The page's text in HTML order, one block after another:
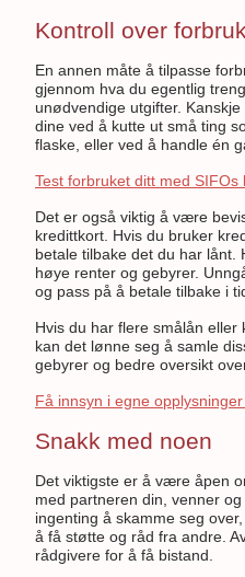
Kontroll over
En annen måte å tilpasse
gjennom hva du egentlig
unødvendige utgifter.
dine ved å kutte ut små ting
flaske, eller ved å handle én
Test forbruket ditt med SIFOs
Det er også viktig å være
kredittkort. Hvis du bruker
betale tilbake det du har lånt.
høye renter og gebyrer.
og pass på å betale tilbake i
Hvis du har flere smålån eller
kan det lønne seg å samle
gebyrer og bedre oversikt
Få innsyn i egne
Snakk med noen
Det viktigste er å være åpen
med partneren din, venner
ingenting å skamme seg
å få støtte og råd fra andre.
rådgivere for å få bistand.